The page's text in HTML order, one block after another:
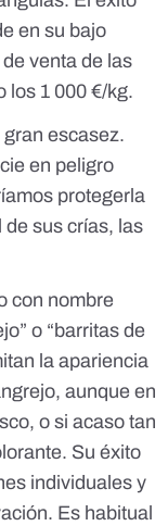
en su bajo
venta de las
los 1 000 €/kg.
escasez.
en peligro
protegerla
sus crías, las
con nombre
o “barritas de
la apariencia
aunque en
o si acaso tan
Su éxito
individuales y
Es habitual